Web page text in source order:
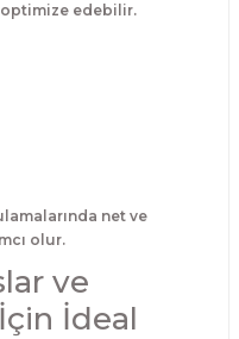
edebilir.
net ve
olur.
ve
İdeal